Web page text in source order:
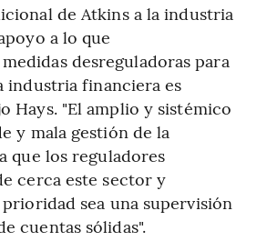
de Atkins a la industria
a lo que
desreguladoras para
industria financiera es
Hays. "El amplio y sistémico
y mala gestión de la
que los reguladores
cerca este sector y
sea una supervisión
cuentas sólidas".